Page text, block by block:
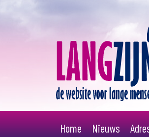
Home Nieuws